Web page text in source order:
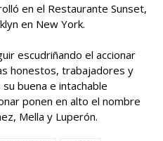
en el Restaurante Sunset,
en New York.
escudriñando el accionar
honestos, trabajadores y
buena e intachable
ponen en alto el nombre
Mella y Luperón.